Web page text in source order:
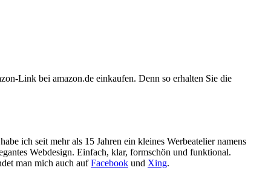
Link bei amazon.de einkaufen. Denn so erhalten Sie die
ich seit mehr als 15 Jahren ein kleines Werbeatelier namens
Webdesign. Einfach, klar, formschön und funktional.
man mich auch aufFacebook und Xing.